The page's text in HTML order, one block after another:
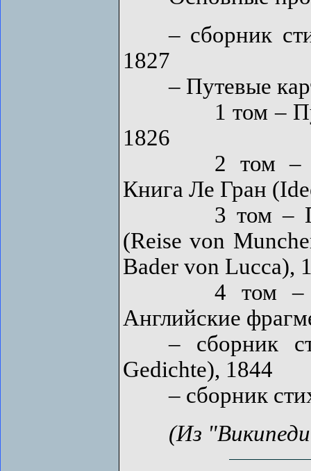
– сборник
1827
– Путевые
1 том –
1826
2 том –
Книга Ле Гран
3 том –
(Reise von
Bader von Lucca),
4 том –
Английские
– сборник
Gedichte), 1844
– сборник
(Из